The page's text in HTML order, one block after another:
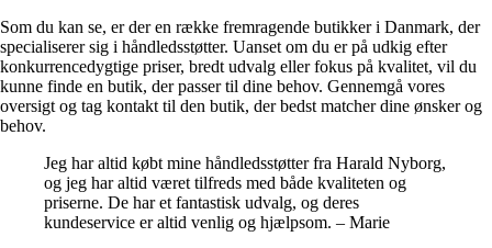
Som du kan se, er der en række fremragende butikker i Danmark, der
specialiserer sig i håndledsstøtter. Uanset om du er på udkig efter
konkurrencedygtige priser, bredt udvalg eller fokus på kvalitet, vil du
kunne finde en butik, der passer til dine behov. Gennemgå vores
oversigt og tag kontakt til den butik, der bedst matcher dine ønsker og
behov.
Jeg har altid købt mine håndledsstøtter fra Harald Nyborg,
og jeg har altid været tilfreds med både kvaliteten og
priserne. De har et fantastisk udvalg, og deres
kundeservice er altid venlig og hjælpsom. – Marie